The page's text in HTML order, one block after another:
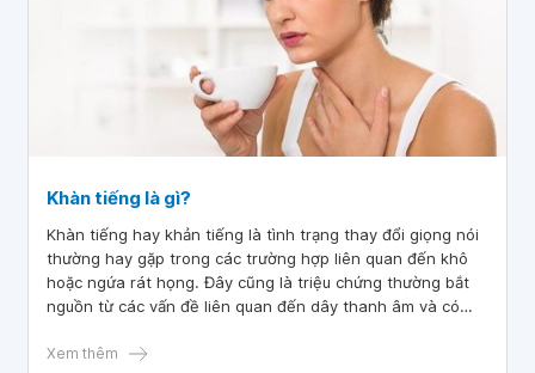
Khàn tiếng là gì?
Khàn tiếng hay khản tiếng là tình trạng thay đổi giọng nói
thường hay gặp trong các trường hợp liên quan đến khô
hoặc ngứa rát họng. Đây cũng là triệu chứng thường bắt
nguồn từ các vấn đề liên quan đến dây thanh âm và có
10 ngày thì cần đến các cơ sở y tế nhanh chóng bởi khàn
Xem thêm